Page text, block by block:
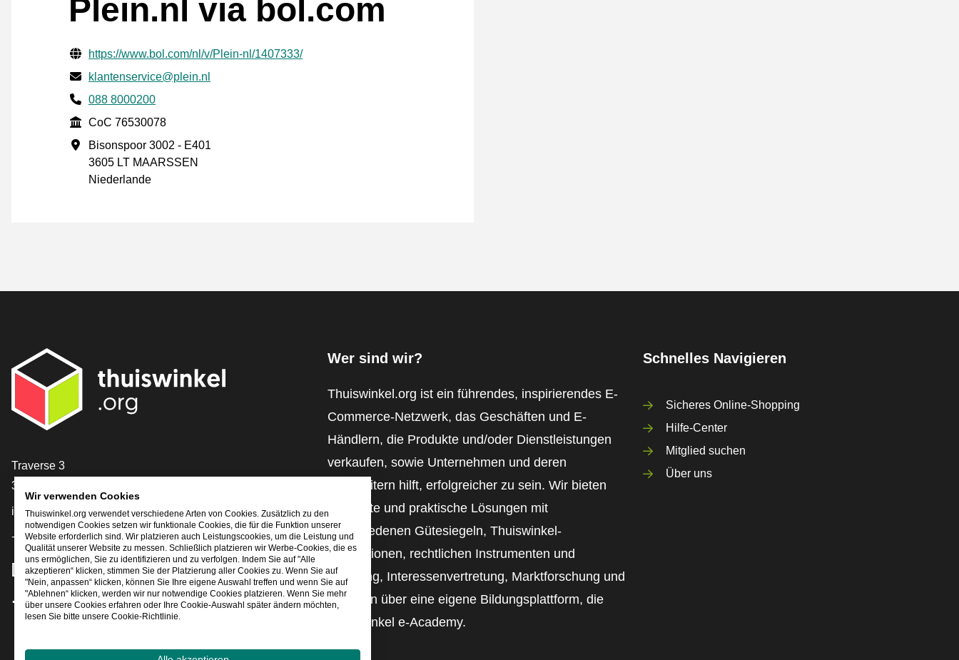
Plein.nl via bol.com
Geprüfte Kontaktinformationen
Website URL
https://www.bol.com/nl/v/Plein-nl/1407333/
E-mail
klantenservice@plein.nl
Phone number
088 8000200
CoC
CoC 76530078
Geschäftsadresse
Bisonspoor 3002 - E401
3605 LT MAARSSEN
Niederlande
[_General:Contact]
Traverse 3
3905 NL Veenendaal
info@thuiswinkel.org
+31 (0)318 64 85 75
[_General:SocialMediaTitle]
Facebook
X LinkedIn
Instagram
YouTube
Wer sind wir?
Thuiswinkel.org ist ein führendes, inspirierendes E-
Commerce-Netzwerk, das Geschäften und E-
Händlern, die Produkte und/oder Dienstleistungen
verkaufen, sowie Unternehmen und deren
Mitarbeitern hilft, erfolgreicher zu sein. Wir bieten
relevante und praktische Lösungen mit
verschiedenen Gütesiegeln, Thuiswinkel-
Rezensionen, rechtlichen Instrumenten und
Beratung, Interessenvertretung, Marktforschung und
verfügen über eine eigene Bildungsplattform, die
Thuiswinkel e-Academy.
Schnelles Navigieren
Sicheres Online-Shopping
Hilfe-Center
Mitglied suchen
Über uns
Wir verwenden Cookies
Thuiswinkel.org verwendet verschiedene Arten von Cookies. Zusätzlich zu den
notwendigen Cookies setzen wir funktionale Cookies, die für die Funktion unserer
Website erforderlich sind. Wir platzieren auch Leistungscookies, um die Leistung und
Qualität unserer Website zu messen. Schließlich platzieren wir Werbe-Cookies, die es
uns ermöglichen, Sie zu identifizieren und zu verfolgen. Indem Sie auf "Alle
akzeptieren“ klicken, stimmen Sie der Platzierung aller Cookies zu. Wenn Sie auf
"Nein, anpassen“ klicken, können Sie Ihre eigene Auswahl treffen und wenn Sie auf
"Ablehnen“ klicken, werden wir nur notwendige Cookies platzieren. Wenn Sie mehr
über unsere Cookies erfahren oder Ihre Cookie-Auswahl später ändern möchten,
lesen Sie bitte unsere Cookie-Richtlinie.